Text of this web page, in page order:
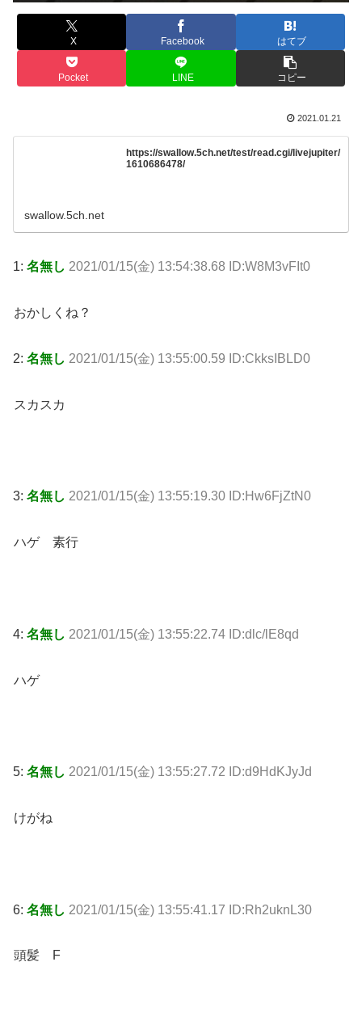
X Facebook はてブ
Pocket LINE コピー
2021.01.21
https://swallow.5ch.net/test/read.cgi/livejupiter/
1610686478/
swallow.5ch.net
1: 名無し 2021/01/15(金) 13:54:38.68 ID:W8M3vFIt0
おかしくね？
2: 名無し 2021/01/15(金) 13:55:00.59 ID:CkksIBLD0
スカスカ
3: 名無し 2021/01/15(金) 13:55:19.30 ID:Hw6FjZtN0
ハゲ 素行
4: 名無し 2021/01/15(金) 13:55:22.74 ID:dlc/lE8qd
ハゲ
5: 名無し 2021/01/15(金) 13:55:27.72 ID:d9HdKJyJd
けがね
6: 名無し 2021/01/15(金) 13:55:41.17 ID:Rh2uknL30
頭髪 F